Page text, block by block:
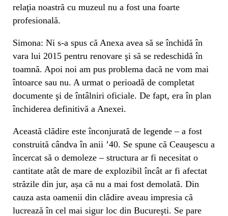
relaţia noastră cu muzeul nu a fost una foarte
profesională.
Simona: Ni s-a spus că Anexa avea să se închidă în
vara lui 2015 pentru renovare şi să se redeschidă în
toamnă. Apoi noi am pus problema dacă ne vom mai
întoarce sau nu. A urmat o perioadă de completat
documente şi de întâlniri oficiale. De fapt, era în plan
închiderea definitivă a Anexei.
Această clădire este înconjurată de legende – a fost
construită cândva în anii ’40. Se spune că Ceauşescu a
încercat să o demoleze – structura ar fi necesitat o
cantitate atât de mare de explozibil încât ar fi afectat
străzile din jur, așa că nu a mai fost demolată. Din
cauza asta oamenii din clădire aveau impresia că
lucrează în cel mai sigur loc din Bucureşti. Se pare